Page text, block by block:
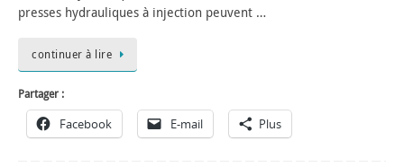
presses hydrauliques à injection peuvent …
continuer à lire
Partager :
Facebook E-mail Plus